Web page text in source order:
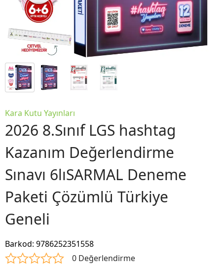
Kara Kutu Yayınları
2026 8.Sınıf LGS hashtag
Kazanım Değerlendirme
Sınavı 6lıSARMAL Deneme
Paketi Çözümlü Türkiye
Geneli
Barkod: 9786252351558
0 Değerlendirme